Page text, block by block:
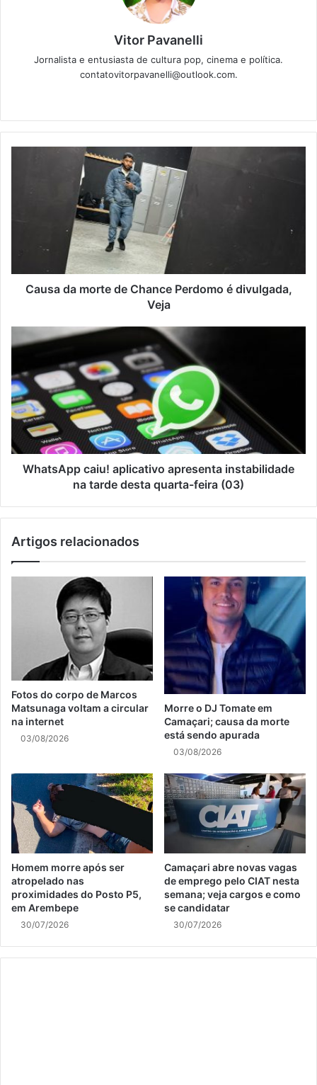
Vitor Pavanelli
Jornalista e entusiasta de cultura pop, cinema e política.
contatovitorpavanelli@outlook.com.
Causa da morte de Chance Perdomo é divulgada,
Veja
WhatsApp caiu! aplicativo apresenta instabilidade
na tarde desta quarta-feira (03)
Artigos relacionados
Fotos do corpo de Marcos
Matsunaga voltam a circular
na internet
03/08/2026
Morre o DJ Tomate em
Camaçari; causa da morte
está sendo apurada
03/08/2026
Homem morre após ser
atropelado nas
proximidades do Posto P5,
em Arembepe
30/07/2026
Camaçari abre novas vagas
de emprego pelo CIAT nesta
semana; veja cargos e como
se candidatar
30/07/2026